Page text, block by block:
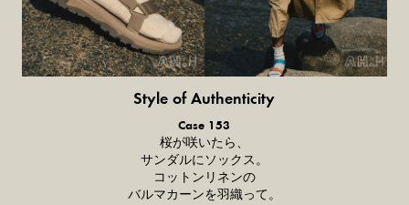
Style of Authenticity
普通の服、普通のスタイル。
Case 153
桜が咲いたら、
サンダルにソックス。
コットンリネンの
バルマカーンを羽織って。